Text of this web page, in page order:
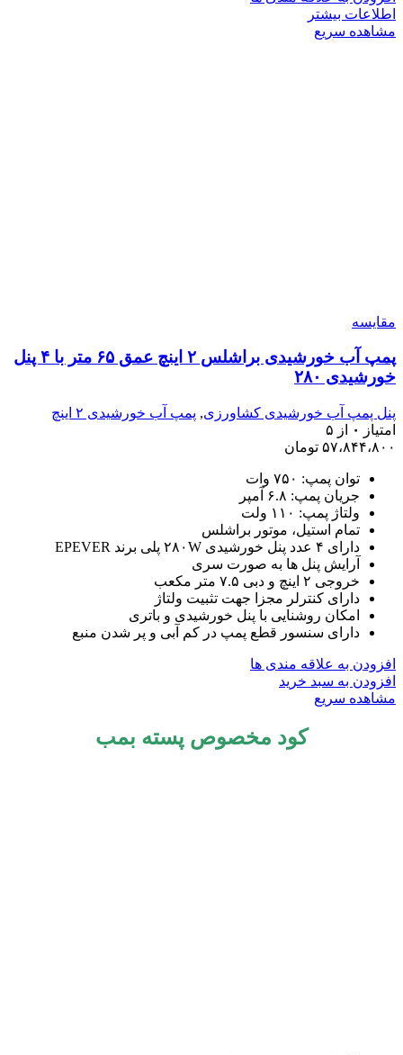
اطلاعات بیشتر
مشاهده سریع
مقایسه
پمپ آب خورشیدی براشلس ۲ اینچ عمق ۶۵ متر با ۴ پنل
خورشیدی ۲۸۰
پنل پمپ آب خورشیدی کشاورزی, پمپ آب خورشیدی ۲ اینچ
امتیاز
۰
از ۵
۵۷،۸۴۴،۸۰۰ تومان
توان پمپ: ۷۵۰ وات
جریان پمپ: ۶.۸ آمپر
ولتاژ پمپ: ۱۱۰ ولت
تمام استیل، موتور براشلس
دارای ۴ عدد پنل خورشیدی ۲۸۰W پلی برند EPEVER
آرایش پنل ها به صورت سری
خروجی ۲ اینچ و دبی ۷.۵ متر مکعب
دارای کنترلر مجزا جهت تثبیت ولتاژ
امکان روشنایی با پنل خورشیدی و باتری
دارای سنسور قطع پمپ در کم آبی و پر شدن منبع
افزودن به علاقه مندی ها
افزودن به سبد خرید
مشاهده سریع
کود مخصوص پسته بمب